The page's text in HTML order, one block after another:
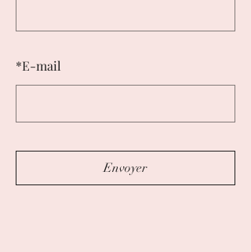
*E-mail
Envoyer